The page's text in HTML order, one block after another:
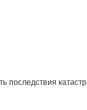
последствия